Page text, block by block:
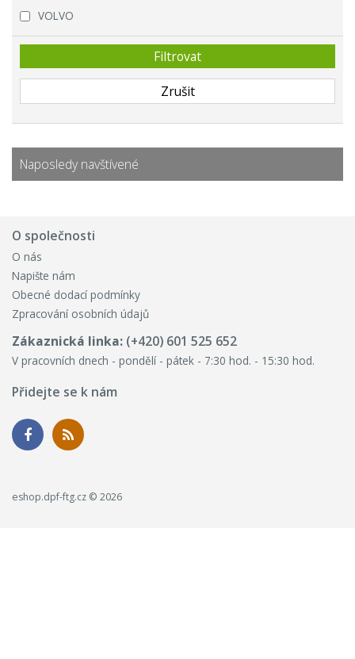
VOLVO
Naposledy navštívené
O společnosti
O nás
Napište nám
Obecné dodací podmínky
Zpracování osobních údajů
Zákaznická linka: (+420) 601 525 652
V pracovních dnech - pondělí - pátek - 7:30 hod. - 15:30 hod.
Přidejte se k nám
eshop.dpf-ftg.cz © 2026